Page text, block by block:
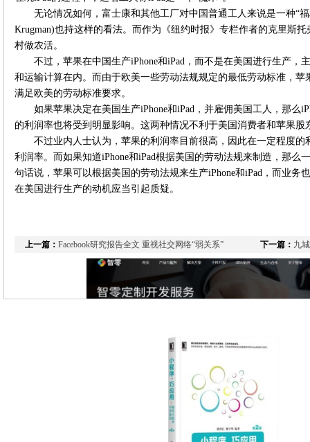
无论情况如何，富士康和其他工厂对中国普通工人来说是一种“
Krugman)也持这样的看法。而作为《纽约时报》专栏作者的克里斯
村做农活。
不过，苹果在中国生产iPhone和iPad，而不是在美国进行生产，
和运输计算在内。而由于欧美一些劳动法规规定的最低劳动标准，
满足欧美的劳动标准要求。
如果苹果决定在美国生产iPhone和iPad，并雇佣美国工人，那么
的利润率也将受到明显影响。这两种情况不利于美国消费者和苹果股
不过业内人士认为，苹果的利润率目前很高，因此在一定程度
利润率。而如果知道iPhone和iPad根据美国的劳动法规来制造，那么
句话说，苹果可以根据美国的劳动法规来生产iPhone和iPad，而业务
在美国进行生产的动机应当引起质疑。
上一篇： Facebook研究报告全文 重视社交网络“弱关系” 下一篇： 九